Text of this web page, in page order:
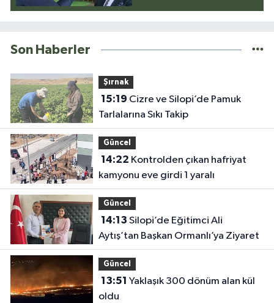
Son Haberler
Şırnak
15:19
Tarlalarına Sıkı Takip
Güncel
14:22
kamyonu eve girdi 1 yaralı
Güncel
14:13
Aytış’tan Başkan Ormanlı’ya Ziyaret
Güncel
13:51
oldu